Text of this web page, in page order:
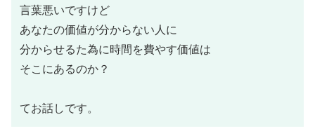
言葉悪いですけど
あなたの価値が分からない人に
分からせるた為に時間を費やす価値は
そこにあるのか？
てお話しです。